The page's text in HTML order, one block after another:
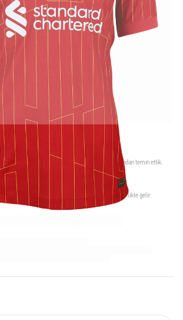
ortaklık
emin olmak için doğrudan Liverpool FC takımından temin ettik.
ile doğrulandı
alan ve koruyan kişisel bir dijital sertifika ile birlikte gelir.